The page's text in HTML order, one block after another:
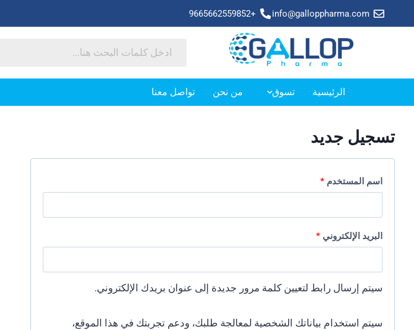
info@galloppharma.com
+9665662559852
الرئيسية تسوق من نحن تواصل معنا
تسجيل جديد
اسم المستخدم *
البريد الإلكتروني *
سيتم إرسال رابط لتعيين كلمة مرور جديدة إلى عنوان بريدك الإلكتروني.
سيتم استخدام بياناتك الشخصية لمعالجة طلبك، ودعم تجربتك في هذا الموقع،